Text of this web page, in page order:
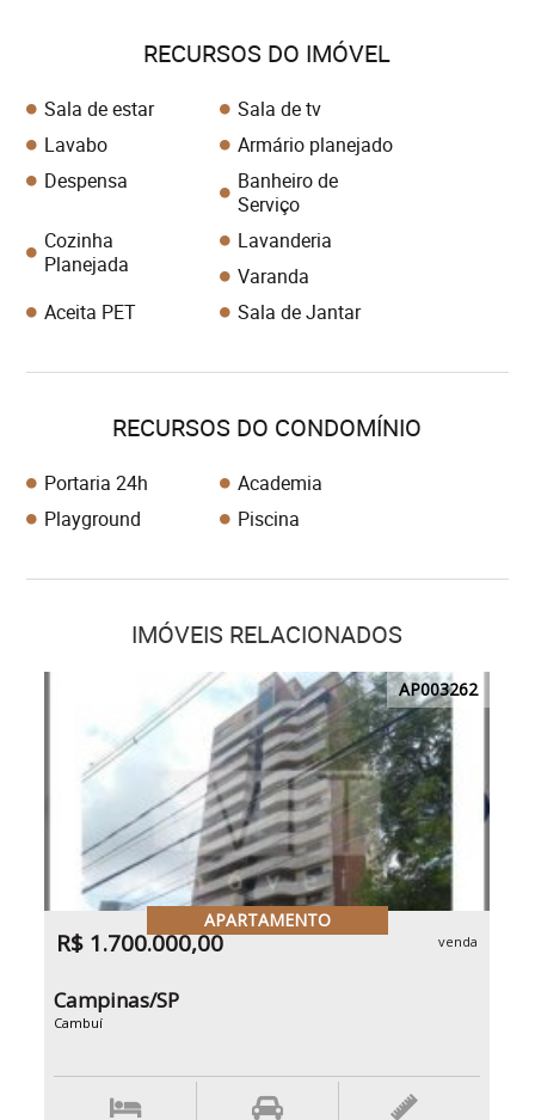
RECURSOS DO IMÓVEL
Sala de estar
Sala de tv
Lavabo
Armário planejado
Despensa
Banheiro de
Serviço
Cozinha
Planejada
Lavanderia
Varanda
Aceita PET
Sala de Jantar
RECURSOS DO CONDOMÍNIO
Portaria 24h
Academia
Playground
Piscina
IMÓVEIS RELACIONADOS
AP003262
APARTAMENTO
R$ 1.700.000,00 venda
Campinas/SP
Cambuí